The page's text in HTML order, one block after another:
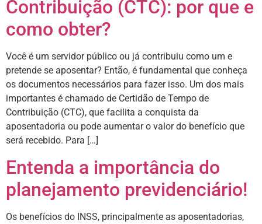
Contribuição (CTC): por que e
como obter?
Você é um servidor público ou já contribuiu como um e
pretende se aposentar? Então, é fundamental que conheça
os documentos necessários para fazer isso. Um dos mais
importantes é chamado de Certidão de Tempo de
Contribuição (CTC), que facilita a conquista da
aposentadoria ou pode aumentar o valor do benefício que
será recebido. Para […]
Entenda a importância do
planejamento previdenciário!
Os benefícios do INSS, principalmente as aposentadorias,